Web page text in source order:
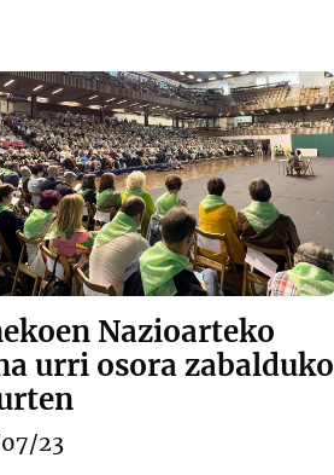
Nazioarteko
urri osora zabalduko
23